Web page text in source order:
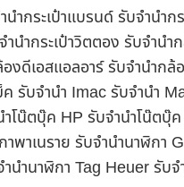
ำกระเป๋าแบรนด์ รับจำนำ
นำกระเป๋าวิตตอง รับจำ
ดีเอสแอลอาร์ รับจำนำก
รับจำนำ Imac รับจำนำ
โน๊ตบุ๊ค HP รับจำนำโน๊ต
พาเนราย รับจำนำนาฬิก
นำนาฬิกา Tag Heuer รับ